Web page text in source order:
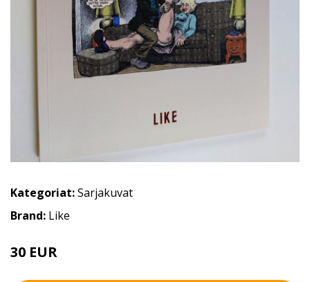
Kategoriat:Sarjakuvat
Brand: Like
30 EUR